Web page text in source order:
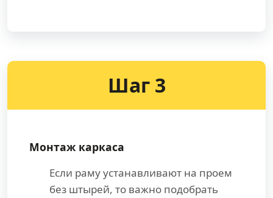
Шаг 3
Монтаж каркаса
Если раму устанавливают на проем
без штырей, то важно подобрать